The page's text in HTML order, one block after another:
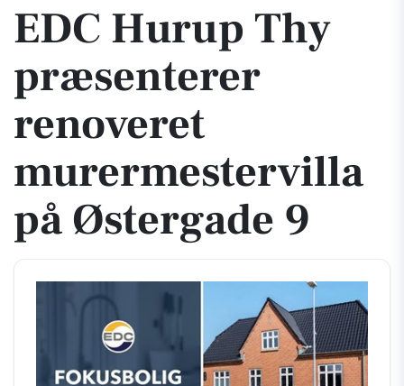
EDC Hurup Thy
præsenterer
renoveret
murermestervilla
på Østergade 9